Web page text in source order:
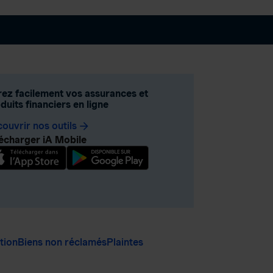
facilement vos assurances et
financiers en ligne
nos outils arrow_forward
iA Mobile
Biens non réclamésPlaintes